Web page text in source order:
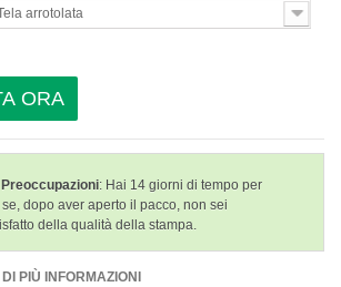
arrotolata
ORA
: Hai 14 giorni di tempo per
dopo aver aperto il pacco, non sei
della qualità della stampa.
PIÙ INFORMAZIONI